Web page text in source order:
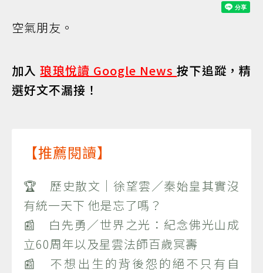
空氣朋友。
加入琅琅悅讀 Google News按下追蹤，精
選好文不漏接！
【推薦閱讀】
🏆 歷史散文｜徐望雲／秦始皇其實沒
有統一天下 他是忘了嗎？
📰 白先勇／世界之光：紀念佛光山成
立60周年以及星雲法師百歲冥壽
📰 不想出生的背後怨的絕不只有自